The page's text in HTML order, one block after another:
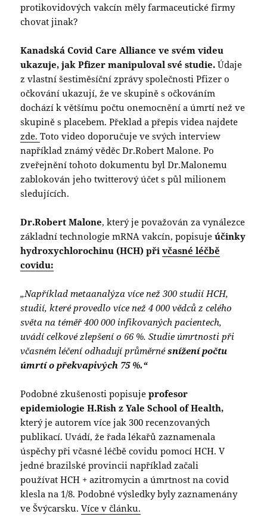
protikovidových vakcín měly farmaceutické firmy
chovat jinak?
Kanadská Covid Care Alliance ve svém videu
ukazuje, jak Pfizer manipuloval své studie. Údaje
z vlastní šestiměsíční zprávy společnosti Pfizer o
očkování ukazují, že ve skupině s očkováním
dochází k většímu počtu onemocnění a úmrtí než ve
skupině s placebem. Překlad a přepis videa najdete
zde.Toto video doporučuje ve svých interview
například známý věděc Dr.Robert Malone. Po
zveřejnění tohoto dokumentu byl Dr.Malonemu
zablokován jeho twitterový účet s půl milionem
sledujících.
Dr.Robert Malone, který je považován za vynálezce
základní technologie mRNA vakcín, popisujeúčinky
hydroxychlorochinu (HCH) přivčasné léčbě
covidu:
„Například metaanalýza více než 300 studií HCH,
studií, které provedlo více než 4 000 vědců z celého
světa na téměř 400 000 infikovaných pacientech,
uvádí celkové zlepšení o 66 %. Studie úmrtnosti při
včasném léčení odhadují průměrnésnížení počtu
úmrtí o překvapivých 75 %.“
Podobné zkušenosti popisujeprofesor
epidemiologie H.Rish z Yale School of Health,
který je autorem více jak 300 recenzovaných
publikací. Uvádí, že řada lékařů zaznamenala
úspěchy při včasné léčbě covidu pomocí HCH. V
jedné brazilské provincii například začali
používat HCH + azitromycin a úmrtnost na covid
klesla na 1/8. Podobné výsledky byly zaznamenány
ve Švýcarsku.Více v článku.